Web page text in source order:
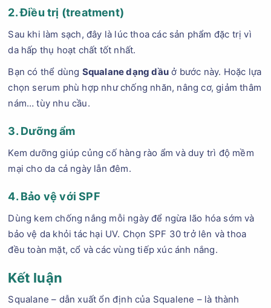
2. Điều trị (treatment)
Sau khi làm sạch, đây là lúc thoa các sản phẩm đặc trị vì
da hấp thụ hoạt chất tốt nhất.
Bạn có thể dùng Squalane dạng dầu ở bước này. Hoặc lựa
chọn serum phù hợp như chống nhăn, nâng cơ, giảm thâm
nám… tùy nhu cầu.
3. Dưỡng ẩm
Kem dưỡng giúp củng cố hàng rào ẩm và duy trì độ mềm
mại cho da cả ngày lẫn đêm.
4. Bảo vệ với SPF
Dùng kem chống nắng mỗi ngày để ngừa lão hóa sớm và
bảo vệ da khỏi tác hại UV. Chọn SPF 30 trở lên và thoa
đều toàn mặt, cổ và các vùng tiếp xúc ánh nắng.
Kết luận
Squalane – dẫn xuất ổn định của Squalene – là thành